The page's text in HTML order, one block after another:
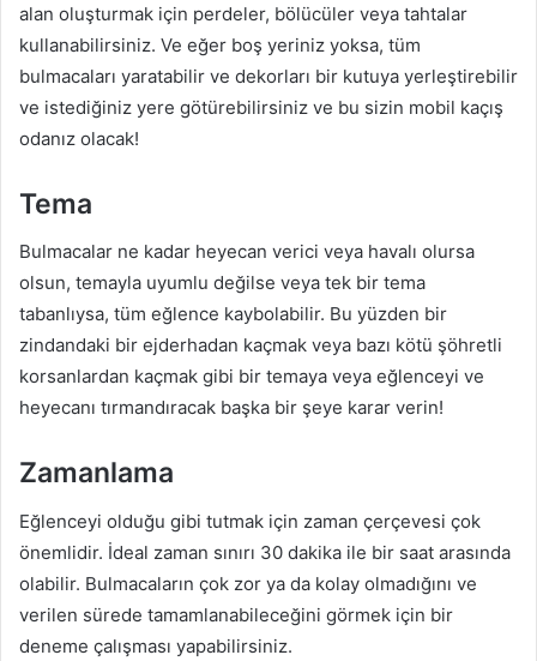
alan oluşturmak için perdeler, bölücüler veya tahtalar
kullanabilirsiniz. Ve eğer boş yeriniz yoksa, tüm
bulmacaları yaratabilir ve dekorları bir kutuya yerleştirebilir
ve istediğiniz yere götürebilirsiniz ve bu sizin mobil kaçış
odanız olacak!
Tema
Bulmacalar ne kadar heyecan verici veya havalı olursa
olsun, temayla uyumlu değilse veya tek bir tema
tabanlıysa, tüm eğlence kaybolabilir. Bu yüzden bir
zindandaki bir ejderhadan kaçmak veya bazı kötü şöhretli
korsanlardan kaçmak gibi bir temaya veya eğlenceyi ve
heyecanı tırmandıracak başka bir şeye karar verin!
Zamanlama
Eğlenceyi olduğu gibi tutmak için zaman çerçevesi çok
önemlidir. İdeal zaman sınırı 30 dakika ile bir saat arasında
olabilir. Bulmacaların çok zor ya da kolay olmadığını ve
verilen sürede tamamlanabileceğini görmek için bir
deneme çalışması yapabilirsiniz.